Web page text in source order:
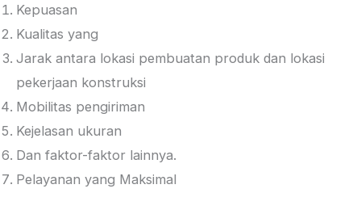
Kepuasan
Kualitas yang
Jarak antara lokasi pembuatan produk dan lokasi
pekerjaan konstruksi
Mobilitas pengiriman
Kejelasan ukuran
Dan faktor-faktor lainnya.
Pelayanan yang Maksimal